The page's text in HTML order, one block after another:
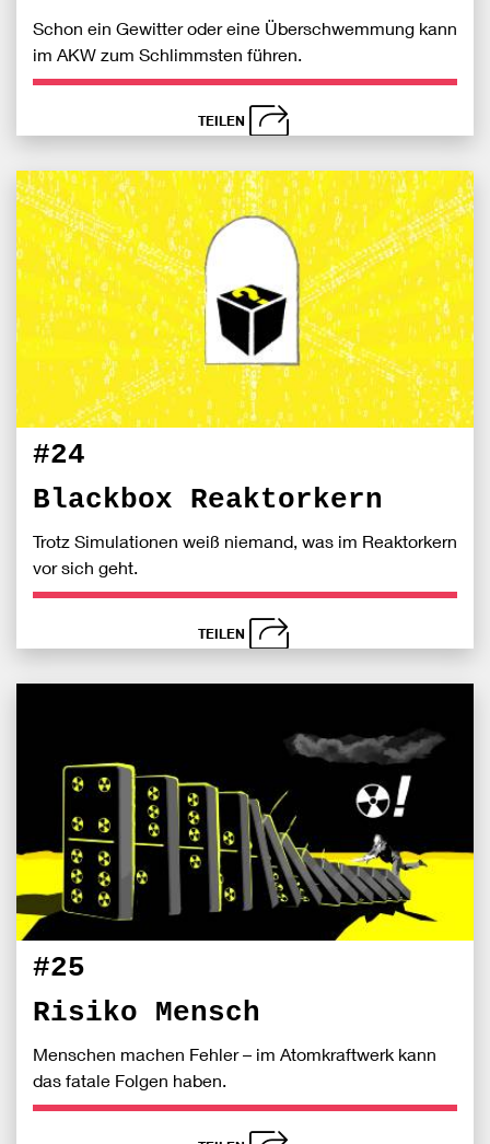
Schon ein Gewitter oder eine Überschwemmung kann
im AKW zum Schlimmsten führen.
TEILEN
schließen
Bei
#24
Blackbox Reaktorkern
Trotz Simulationen weiß niemand, was im Reaktorkern
vor sich geht.
TEILEN
Bei
#25
Risiko Mensch
Menschen machen Fehler – im Atomkraftwerk kann
das fatale Folgen haben.